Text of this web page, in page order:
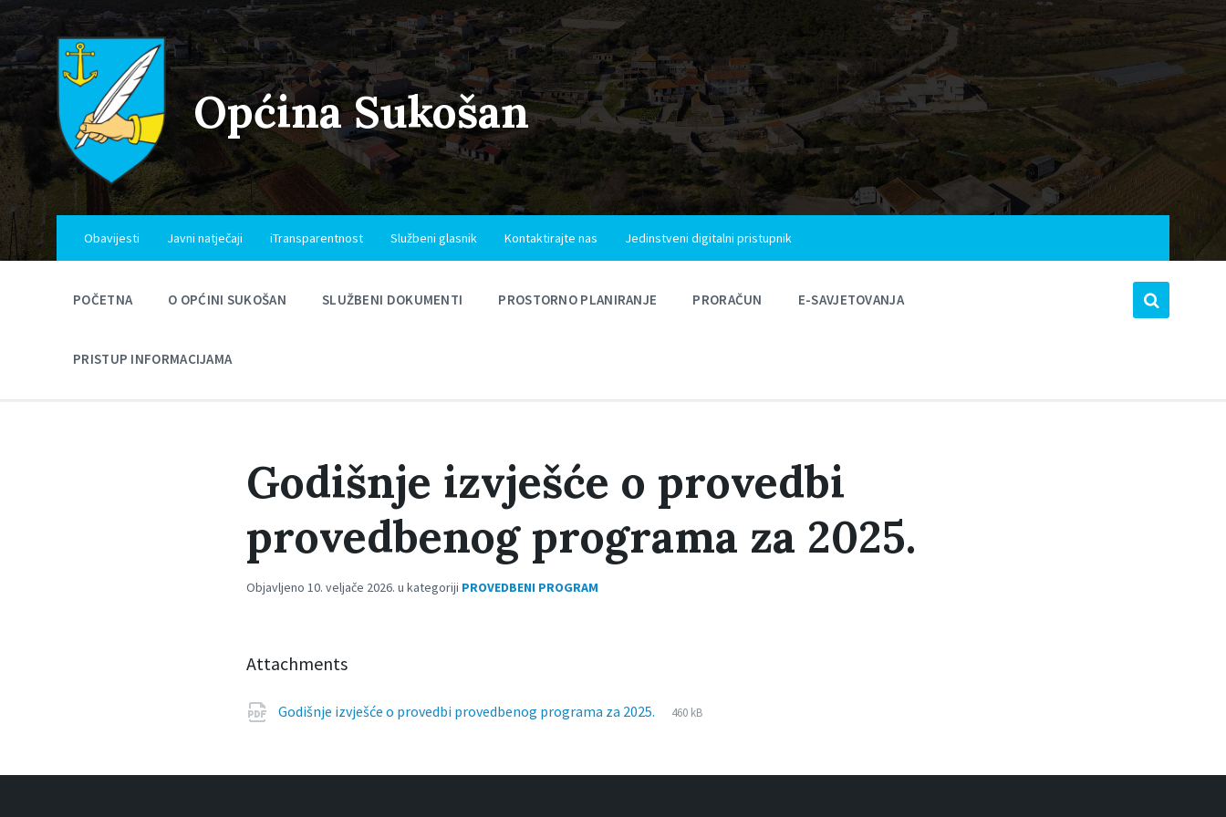
Skip
content
Skip
main
navigation
Skip
footer
Općina Sukošan
Obavijesti Javni natječaji iTransparentnost Službeni glasnik Kontaktirajte nas Jedinstveni digitalni pristupnik
POČETNA O OPĆINI SUKOŠAN SLUŽBENI DOKUMENTI PROSTORNO PLANIRANJE PRORAČUN E-SAVJETOVANJA
PRISTUP INFORMACIJAMA
Godišnje izvješće o provedbi
provedbenog programa za 2025.
Objavljeno 10. veljače 2026. u kategoriji PROVEDBENI PROGRAM
Attachments
Godišnje izvješće o provedbi provedbenog programa za 2025.
File
pdf
File
460 kB